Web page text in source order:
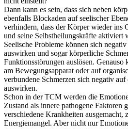
Dann kann es sein, dass sich neben
ebenfalls Blockaden auf seelischer
verhindern, dass der Körper wieder ins
und seine Selbstheilungskräfte aktiviert
Seelische Probleme können sich
auswirken und sogar körperliche
Funktionsstörungen auslösen. Genauso
am Bewegungsapparat oder auf
verbundene Schmerzen sich negativ
auswirken.
Schon in der TCM werden die
Zustand als innere pathogene Faktoren
verschiedene Krankheiten ausgemacht,
Energiemangel. Aber nicht nur